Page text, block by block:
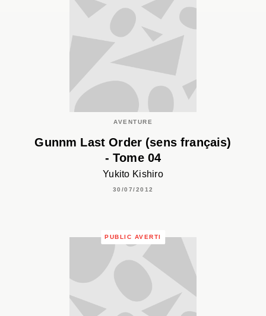
AVENTURE
Gunnm Last Order (sens français)
- Tome 04
Yukito Kishiro
30/07/2012
PUBLIC AVERTI